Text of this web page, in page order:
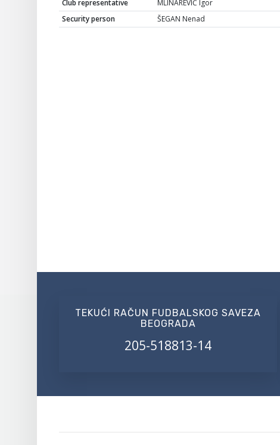
Club representative
MLINAREVIĆ Igor
Security person
ŠEGAN Nenad
TEKUĆI RAČUN FUDBALSKOG SAVEZA
BEOGRADA
205-518813-14